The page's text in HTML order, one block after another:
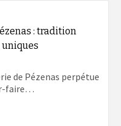
: tradition
uniques
de Pézenas perpétue
faire…